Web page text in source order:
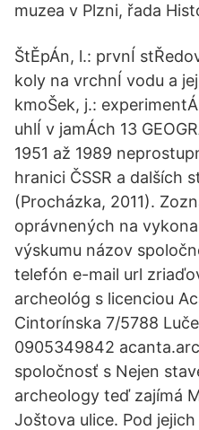
muzea v Plzni, řada
ŠtĚpÁn, l.: prvnÍ
koly na vrchnÍ vodu a
kmoŠek, j.:
uhlÍ v jamÁch 13
1951 až 1989
hranici ČSSR a dalších
(Procházka, 2011).
oprávnených na
výskumu názov
telefón e-mail url
archeológ s licenciou
Cintorínska 7/5788
0905349842
spoločnosť s Nejen
archeology teď zajímá
Joštova ulice. Pod